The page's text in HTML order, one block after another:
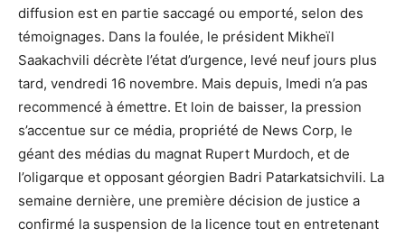
diffusion est en partie saccagé ou emporté, selon des
témoignages. Dans la foulée, le président Mikheïl
Saakachvili décrète l’état d’urgence, levé neuf jours plus
tard, vendredi 16 novembre. Mais depuis, Imedi n’a pas
recommencé à émettre. Et loin de baisser, la pression
s’accentue sur ce média, propriété de News Corp, le
géant des médias du magnat Rupert Murdoch, et de
l’oligarque et opposant géorgien Badri Patarkatsichvili. La
semaine dernière, une première décision de justice a
confirmé la suspension de la licence tout en entretenant